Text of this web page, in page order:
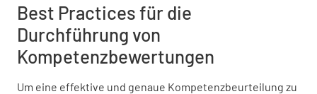
Best Practices für die
Durchführung von
Kompetenzbewertungen
Um eine effektive und genaue Kompetenzbeurteilung zu